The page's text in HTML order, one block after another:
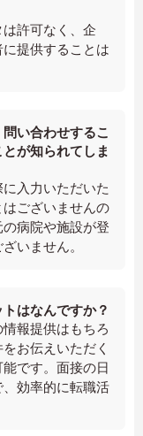
許可なく、企
提供することは
い合わせするこ
が知られてしま
入力いただいた
ございませんの
病院や施設が登
いません。
はなんですか？
報提供はもちろ
お伝えいただく
です。面接の日
効率的に転職活